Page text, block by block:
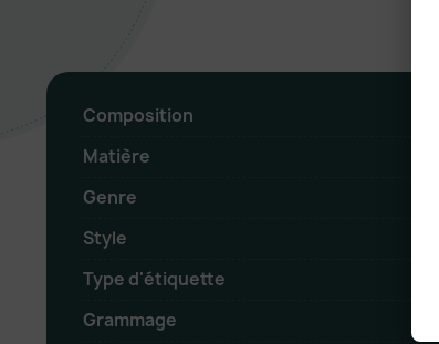
Composition
Matière
Genre
Style
Type d'étiquette
Grammage